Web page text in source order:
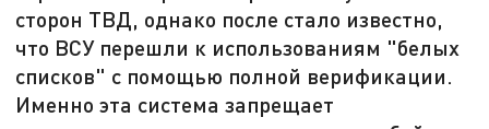
сторон ТВД, однако после стало известно,
что ВСУ перешли к использованиям "белых
списков" с помощью полной верификации.
Именно эта система запрещает